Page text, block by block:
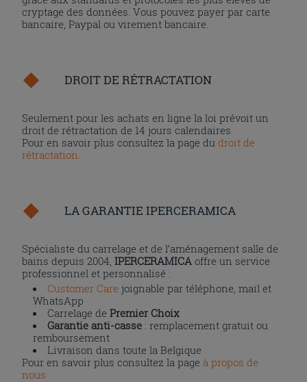
cryptage des données. Vous pouvez payer par carte
bancaire, Paypal ou virement bancaire.
DROIT DE RÉTRACTATION
Seulement pour les achats en ligne la loi prévoit un
droit de rétractation de 14 jours calendaires.
Pour en savoir plus consultez la page dudroit de
rétractation
LA GARANTIE IPERCERAMICA
Spécialiste du carrelage et de l’aménagement salle de
bains depuis 2004,IPERCERAMICA offre un service
professionnel et personnalisé :
Customer Care joignable par téléphone, mail et
WhatsApp
Carrelage dePremier Choix
Garantie anti-casse : remplacement gratuit ou
remboursement
Livraison dans toute la Belgique
Pour en savoir plus consultez la page à propos de
nous